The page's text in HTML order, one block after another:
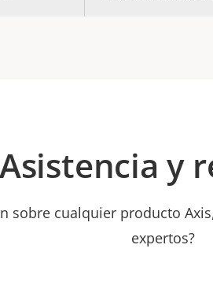
Asistencia y
sobre cualquier producto
expertos?